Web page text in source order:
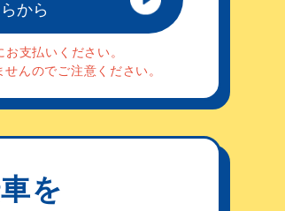
から
支払いください。
んのでご注意ください。
を